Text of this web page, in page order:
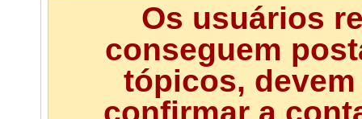
Os usuários
conseguem
tópicos,